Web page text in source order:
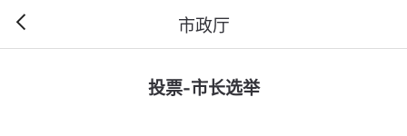
市政厅
投票-市长选举